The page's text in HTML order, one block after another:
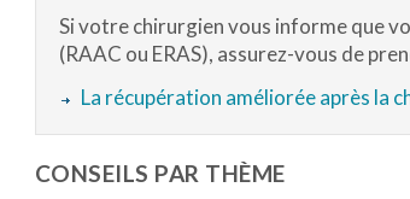
Si votre chirurgien vous informe que
(RAAC ou ERAS), assurez-vous de
La récupération améliorée après la
CONSEILS PAR THÈME